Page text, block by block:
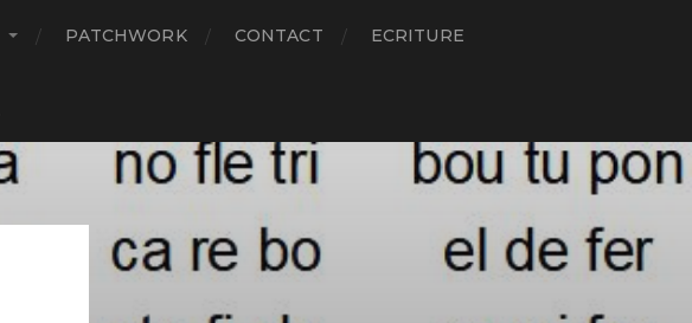
PATCHWORK CONTACT ECRITURE